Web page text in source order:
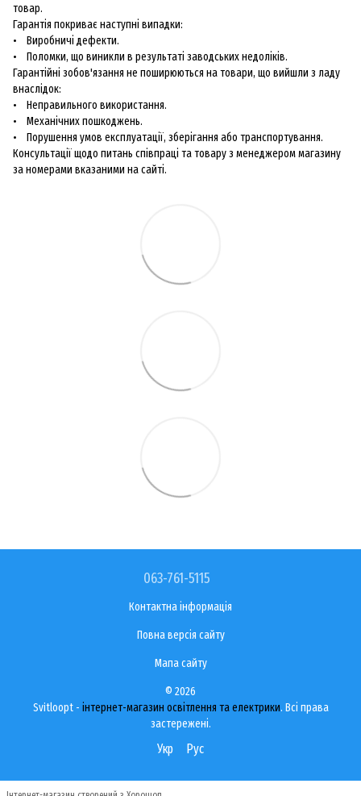
товар.
Гарантія покриває наступні випадки:
• Виробничі дефекти.
• Поломки, що виникли в результаті заводських недоліків.
Гарантійні зобов'язання не поширюються на товари, що вийшли з ладу
внаслідок:
• Неправильного використання.
• Механічних пошкоджень.
• Порушення умов експлуатації, зберігання або транспортування.
Консультації щодо питань співпраці та товару з менеджером магазину
за номерами вказаними на сайті.
063-761-5115
Контактна інформація
Повна версія сайту
Мапа сайту
© 2026
Svitloopt - інтернет-магазин освітлення та електрики. Всі права
застережені.
Укр Рус